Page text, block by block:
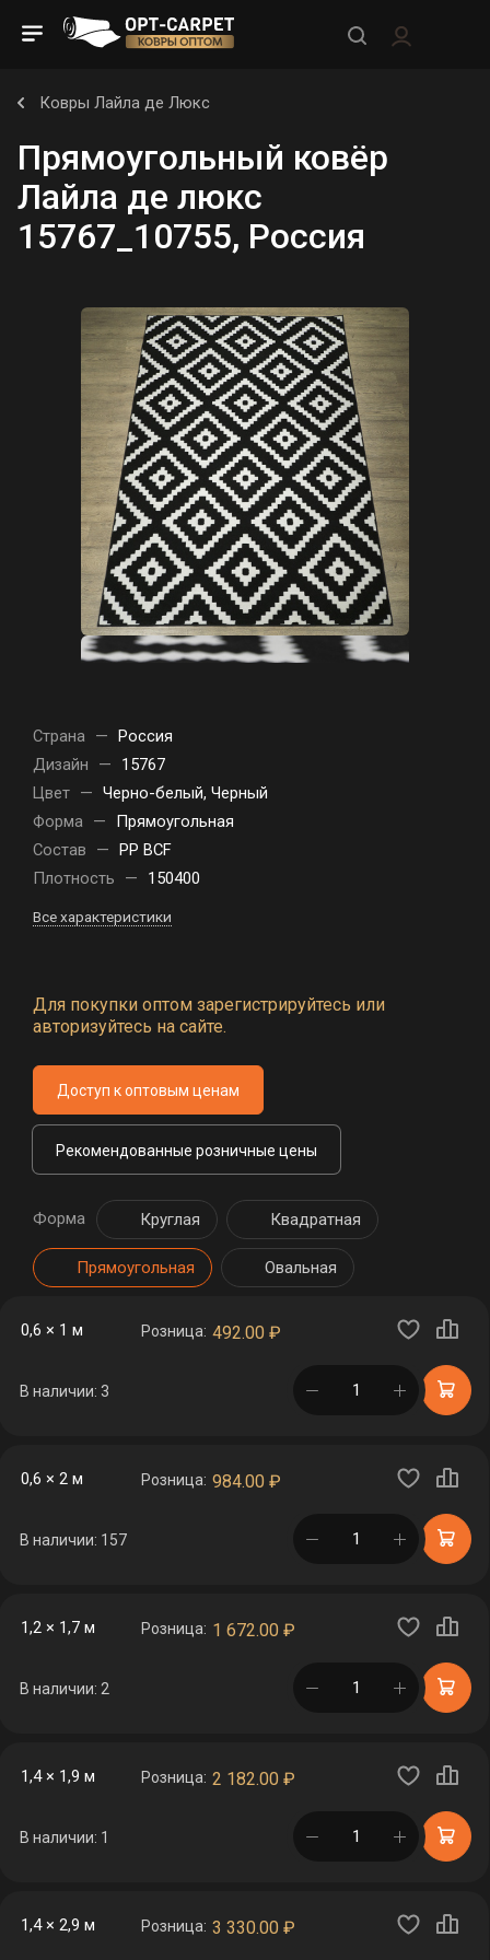
Ковры Лайла де Люкс
Прямоугольный ковёр
Лайла де люкс
15767_10755, Россия
Страна — Россия
Дизайн
—
15767
Цвет — Черно-белый, Черный
Форма —
Прямоугольная
Состав
— PP BCF
Плотность
— 150400
Все характеристики
Для покупки оптом зарегистрируйтесь или
авторизуйтесь на сайте.
Доступ к оптовым ценам
Рекомендованные розничные цены
Форма Круглая Квадратная
Прямоугольная Овальная
0,6 × 1 м Розница: 492.00 ₽
В наличии: 3 в корзине
0,6 × 2 м Розница: 984.00 ₽
В наличии: 157 в корзине
1,2 × 1,7 м Розница: 1 672.00 ₽
В наличии: 2 в корзине
1,4 × 1,9 м Розница: 2 182.00 ₽
В наличии: 1 в корзине
1,4 × 2,9 м Розница: 3 330.00 ₽